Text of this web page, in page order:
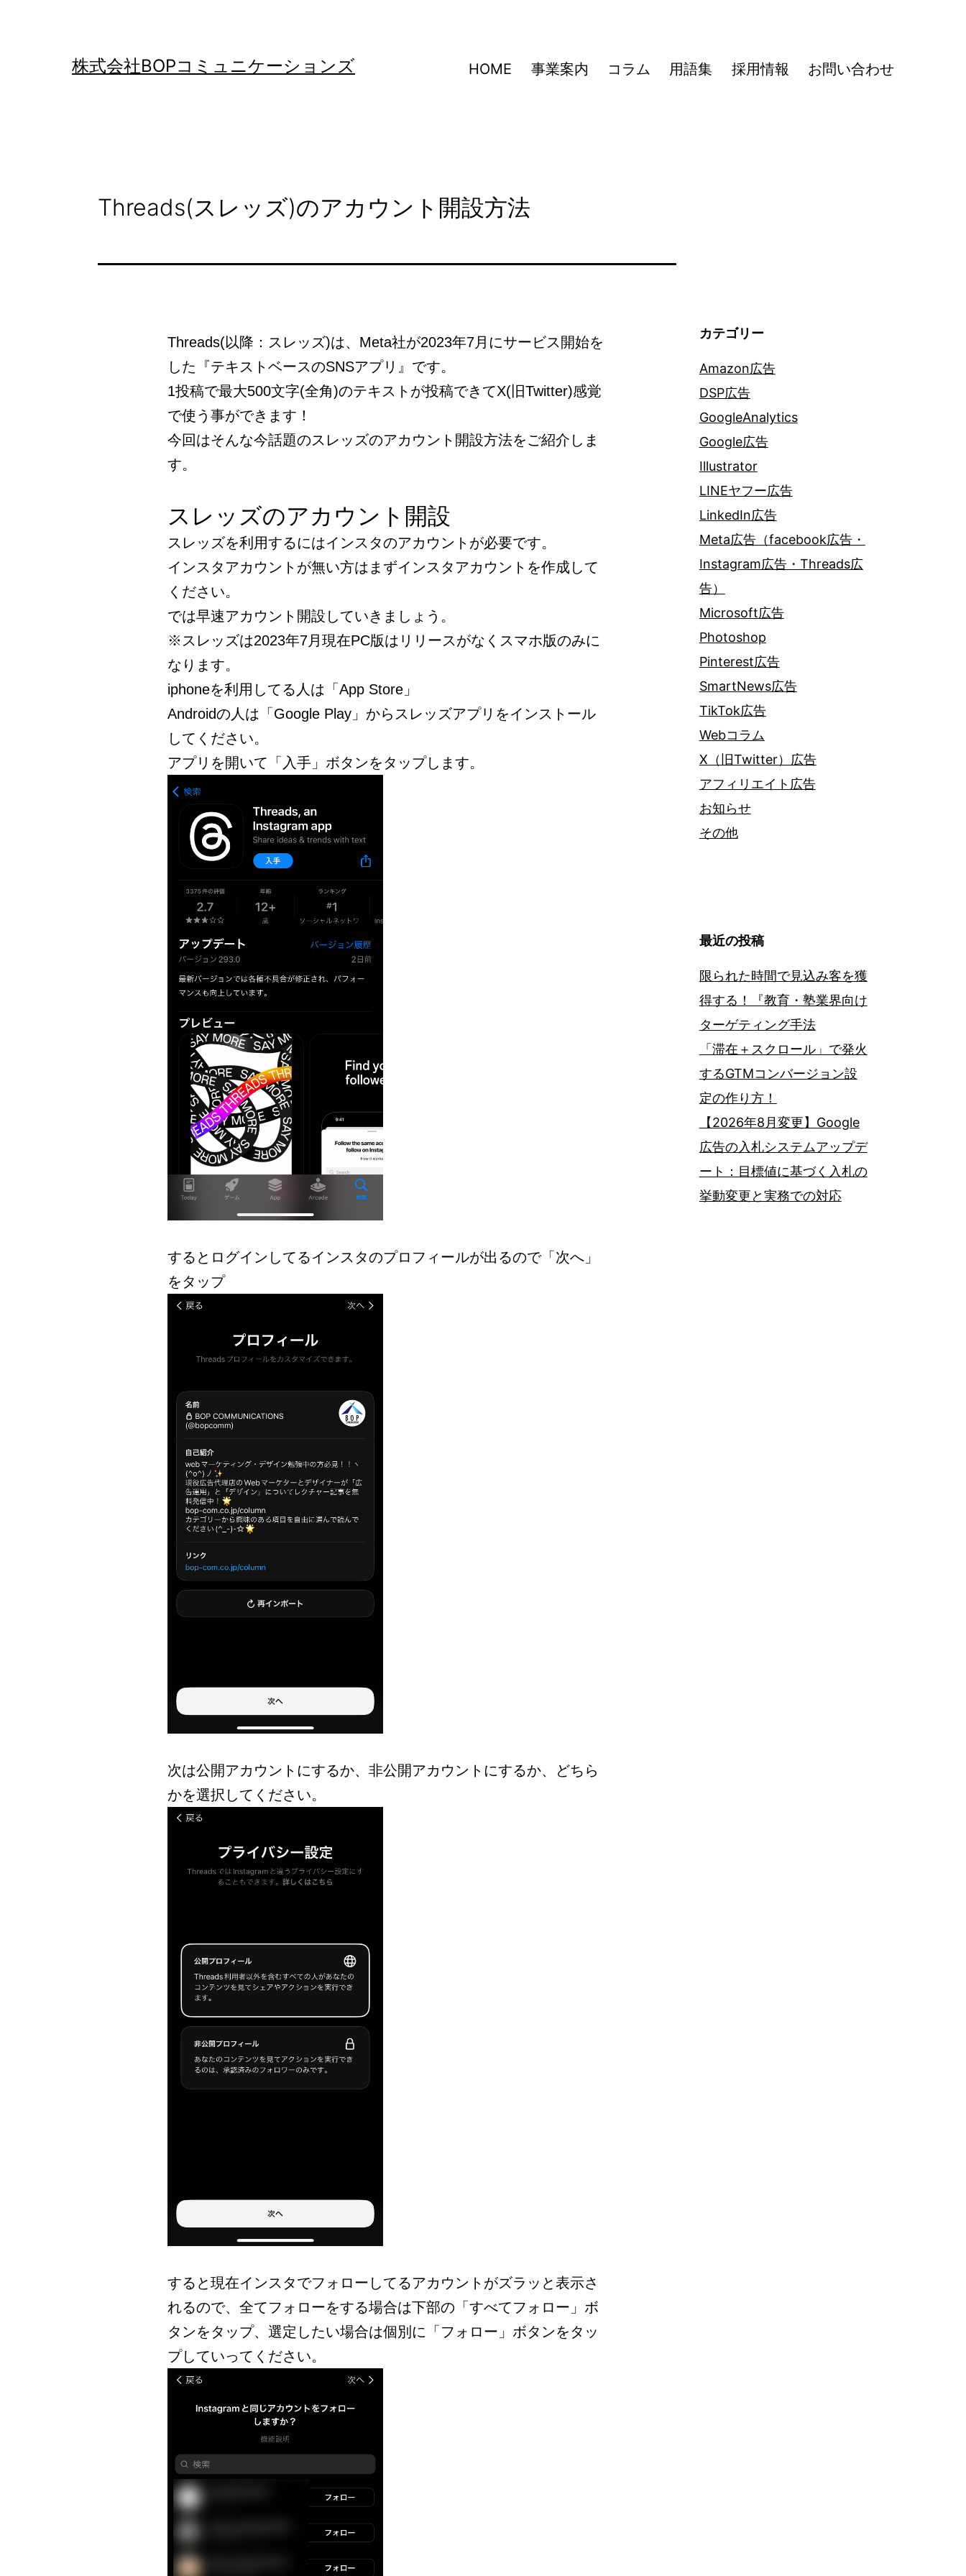
株式会社BOPコミュニケーションズ HOME 事業案内 コラム 用語集 採用情報 お問い合わせ
Threads(スレッズ)のアカウント開設方法
Threads(以降：スレッズ)は、Meta社が2023年7月にサービス開始を
した『テキストベースのSNSアプリ』です。
1投稿で最大500文字(全角)のテキストが投稿できてX(旧Twitter)感覚
で使う事ができます！
今回はそんな今話題のスレッズのアカウント開設方法をご紹介しま
す。
スレッズのアカウント開設
スレッズを利用するにはインスタのアカウントが必要です。
インスタアカウントが無い方はまずインスタアカウントを作成して
ください。
では早速アカウント開設していきましょう。
※スレッズは2023年7月現在PC版はリリースがなくスマホ版のみに
なります。
iphoneを利用してる人は「App Store」
Androidの人は「Google Play」からスレッズアプリをインストール
してください。
アプリを開いて「入手」ボタンをタップします。
するとログインしてるインスタのプロフィールが出るので「次へ」
をタップ
次は公開アカウントにするか、非公開アカウントにするか、どちら
かを選択してください。
すると現在インスタでフォローしてるアカウントがズラッと表示さ
れるので、全てフォローをする場合は下部の「すべてフォロー」ボ
タンをタップ、選定したい場合は個別に「フォロー」ボタンをタッ
プしていってください。
カテゴリー
Amazon広告
DSP広告
GoogleAnalytics
Google広告
Illustrator
LINEヤフー広告
LinkedIn広告
Meta広告（facebook広告・
Instagram広告・Threads広
告）
Microsoft広告
Photoshop
Pinterest広告
SmartNews広告
TikTok広告
Webコラム
X（旧Twitter）広告
アフィリエイト広告
お知らせ
その他
最近の投稿
限られた時間で見込み客を獲
得する！『教育・塾業界向け
ターゲティング手法
「滞在＋スクロール」で発火
するGTMコンバージョン設
定の作り方！
【2026年8月変更】Google
広告の入札システムアップデ
ート：目標値に基づく入札の
挙動変更と実務での対応